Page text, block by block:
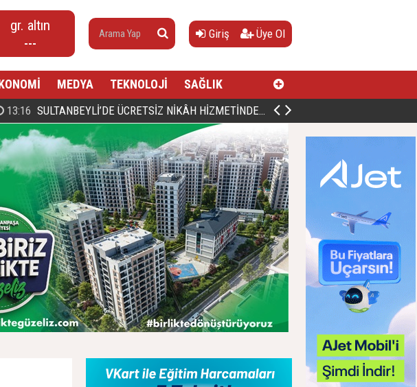
gr. altın
---
Giriş Üye Ol
MEDYA TEKNOLOJİ SAĞLIK
00:27 PROF. DR. MAHMUD ESAD COŞAN, DOĞUMUNUN HİCRÎ 91. YILINDA ELAZIĞ'DA YÂD EDİLECEK